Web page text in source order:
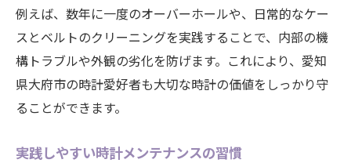
例えば、数年に一度のオーバーホールや、日常的なケー
スとベルトのクリーニングを実践することで、内部の機
構トラブルや外観の劣化を防げます。これにより、愛知
県大府市の時計愛好者も大切な時計の価値をしっかり守
ることができます。
実践しやすい時計メンテナンスの習慣